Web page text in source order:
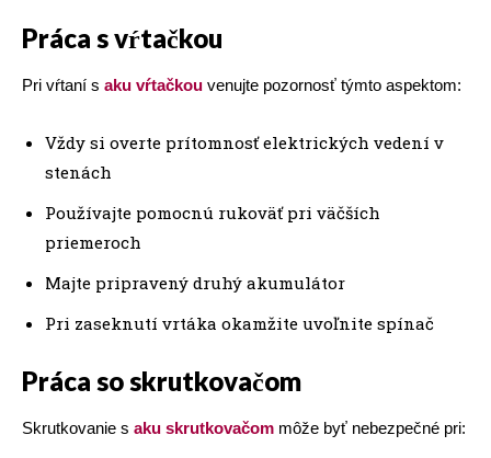
Práca s vŕtačkou
Pri vŕtaní s aku vŕtačkou venujte pozornosť týmto aspektom:
Vždy si overte prítomnosť elektrických vedení v
stenách
Používajte pomocnú rukoväť pri väčších
priemeroch
Majte pripravený druhý akumulátor
Pri zaseknutí vrtáka okamžite uvoľnite spínač
Práca so skrutkovačom
Skrutkovanie s aku skrutkovačom môže byť nebezpečné pri: